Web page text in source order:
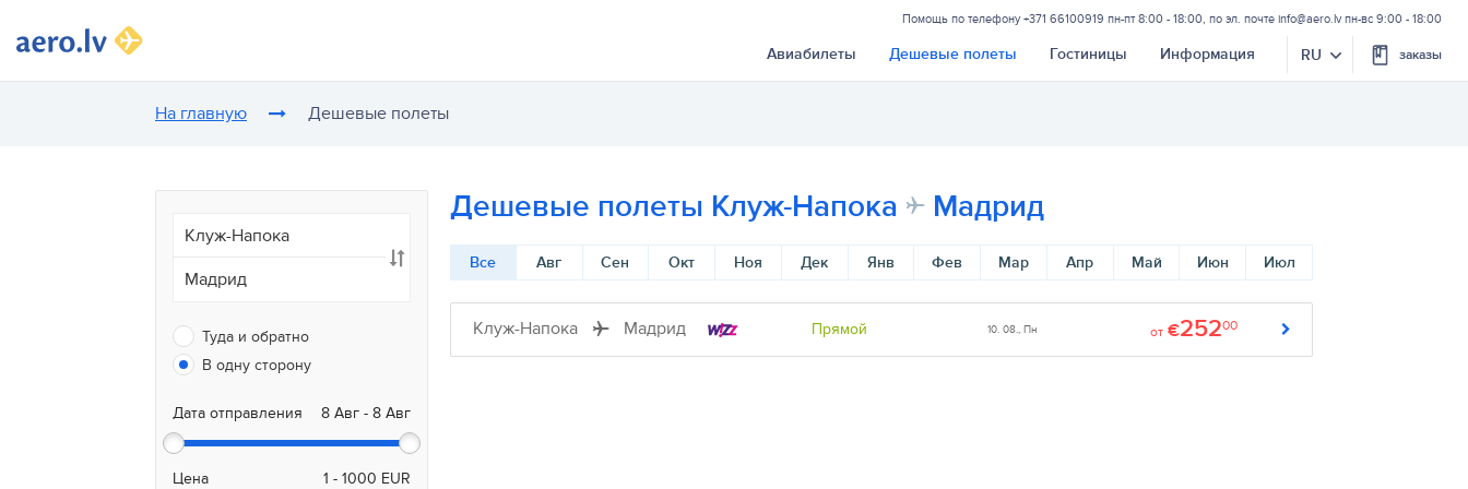
Помощь по телефону+371 66100919 пн-пт 8:00 - 18:00, по эл. почте info@aero.lv пн-вс 9:00 - 18:00
Авиабилеты Дешевые полеты Гостиницы Информация RU заказы
На главную Дешевые полеты
Туда и обратно
В одну сторону
Дата отправления
Цена
Дешевые полеты Клуж-Напока Мадрид
Все Авг Сен Окт Ноя Дек Янв Фев Мар Апр Май Июн Июл
Клуж-Напока Мадрид Прямой 10. 08., Пн от €25200